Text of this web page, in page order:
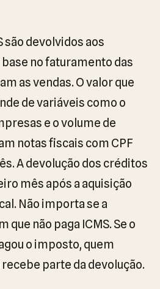
são devolvidos aos
no faturamento das
as vendas. O valor que
de variáveis como o
e o volume de
notas fiscais com CPF
A devolução dos créditos
mês após a aquisição
Não importa se a
que não paga ICMS. Se o
o imposto, quem
parte da devolução.